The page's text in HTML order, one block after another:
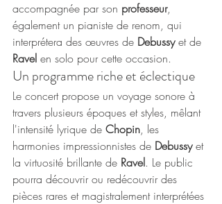
accompagnée par son professeur,
également un pianiste de renom, qui
interprétera des œuvres de Debussy et de
Ravel en solo pour cette occasion.
Un programme riche et éclectique
Le concert propose un voyage sonore à
travers plusieurs époques et styles, mêlant
l'intensité lyrique de Chopin, les
harmonies impressionnistes de Debussy et
la virtuosité brillante de Ravel. Le public
pourra découvrir ou redécouvrir des
pièces rares et magistralement interprétées